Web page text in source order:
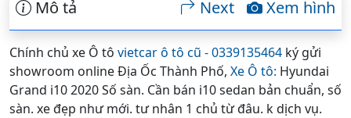
Mô tả Xem hình
Next
Chính chủ xe Ô tô vietcar ô tô cũ - 0339135464 ký gửi
showroom online Địa Ốc Thành Phố, Xe Ô tô: Hyundai
Grand i10 2020 Số sàn. Cần bán i10 sedan bản chuẩn, số
sàn. xe đẹp như mới. tư nhân 1 chủ từ đâu. k dịch vụ.